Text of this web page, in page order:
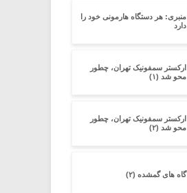
منبری: هر دستگاه هارمونی خود را
دارد
ارکستر سمفونیک تهران، چطور
محو شد (۱)
ارکستر سمفونیک تهران، چطور
محو شد (۲)
گاه های گمشده (۲)